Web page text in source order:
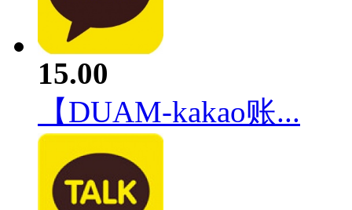
15.00
【DUAM-kakao账...